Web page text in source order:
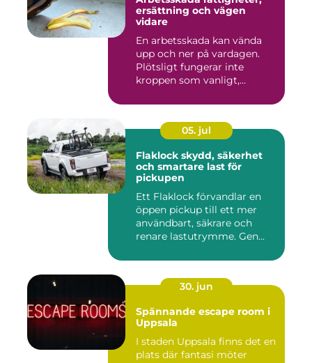
ersättning och vägen
vidare
En arbetsskada kan vända
upp och ner på vardagen.
Plötsligt fungerar inte
kroppen som vanligt,
05. jul
Flaklock skydd, säkerhet
och smartare last för
pickupen
Ett Flaklock förvandlar en
öppen pickup till ett mer
användbart, säkrare och
renare lastutrymme. Gen...
30. jun
Spännande escape room i
Uppsala
I staden Uppsala finns det en
plats där fantasi möter